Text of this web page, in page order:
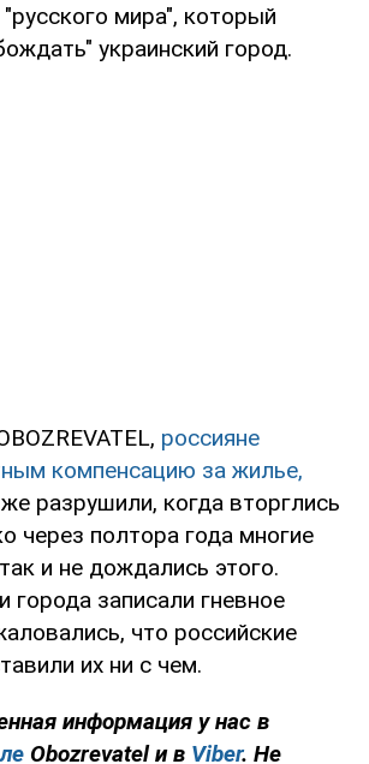
мира", который
украинский город.
россияне
компенсацию за жилье,
разрушили, когда вторглись
через полтора года многие
и не дождались этого.
города записали гневное
что российские
их ни с чем.
информация у нас в
Obozrevatel и в Viber. Не